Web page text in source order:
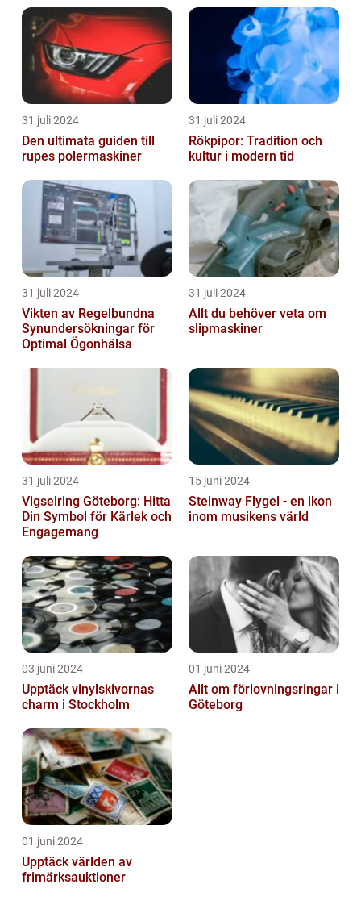
31 juli 2024
Den ultimata guiden till
rupes polermaskiner
31 juli 2024
Rökpipor: Tradition och
kultur i modern tid
31 juli 2024
Vikten av Regelbundna
Synundersökningar för
Optimal Ögonhälsa
31 juli 2024
Allt du behöver veta om
slipmaskiner
31 juli 2024
Vigselring Göteborg: Hitta
Din Symbol för Kärlek och
Engagemang
15 juni 2024
Steinway Flygel - en ikon
inom musikens värld
03 juni 2024
Upptäck vinylskivornas
charm i Stockholm
01 juni 2024
Allt om förlovningsringar i
Göteborg
01 juni 2024
Upptäck världen av
frimärksauktioner